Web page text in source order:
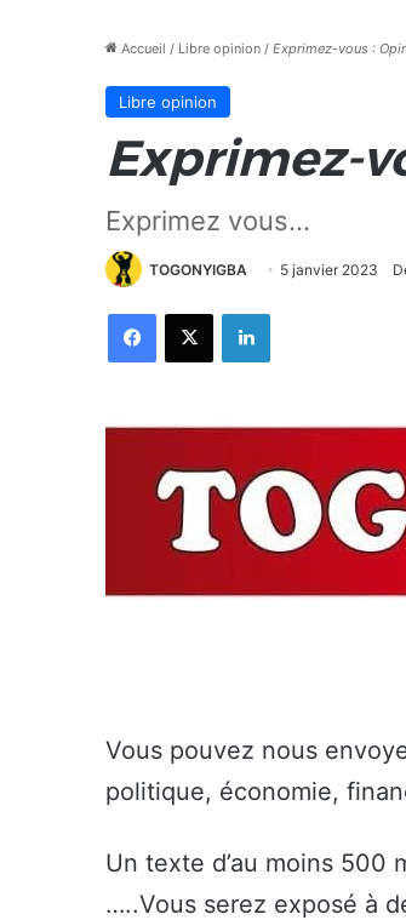
Accueil / Libre opinion / Exprimez-vous :
Libre opinion
Exprimez-
Exprimez vous...
TOGONYIGBA 5 janvier 2023
FacebookX Linkedin
Vous pouvez nous
politique, économie,
Un texte d’au moins 500
…..Vous serez exposé à